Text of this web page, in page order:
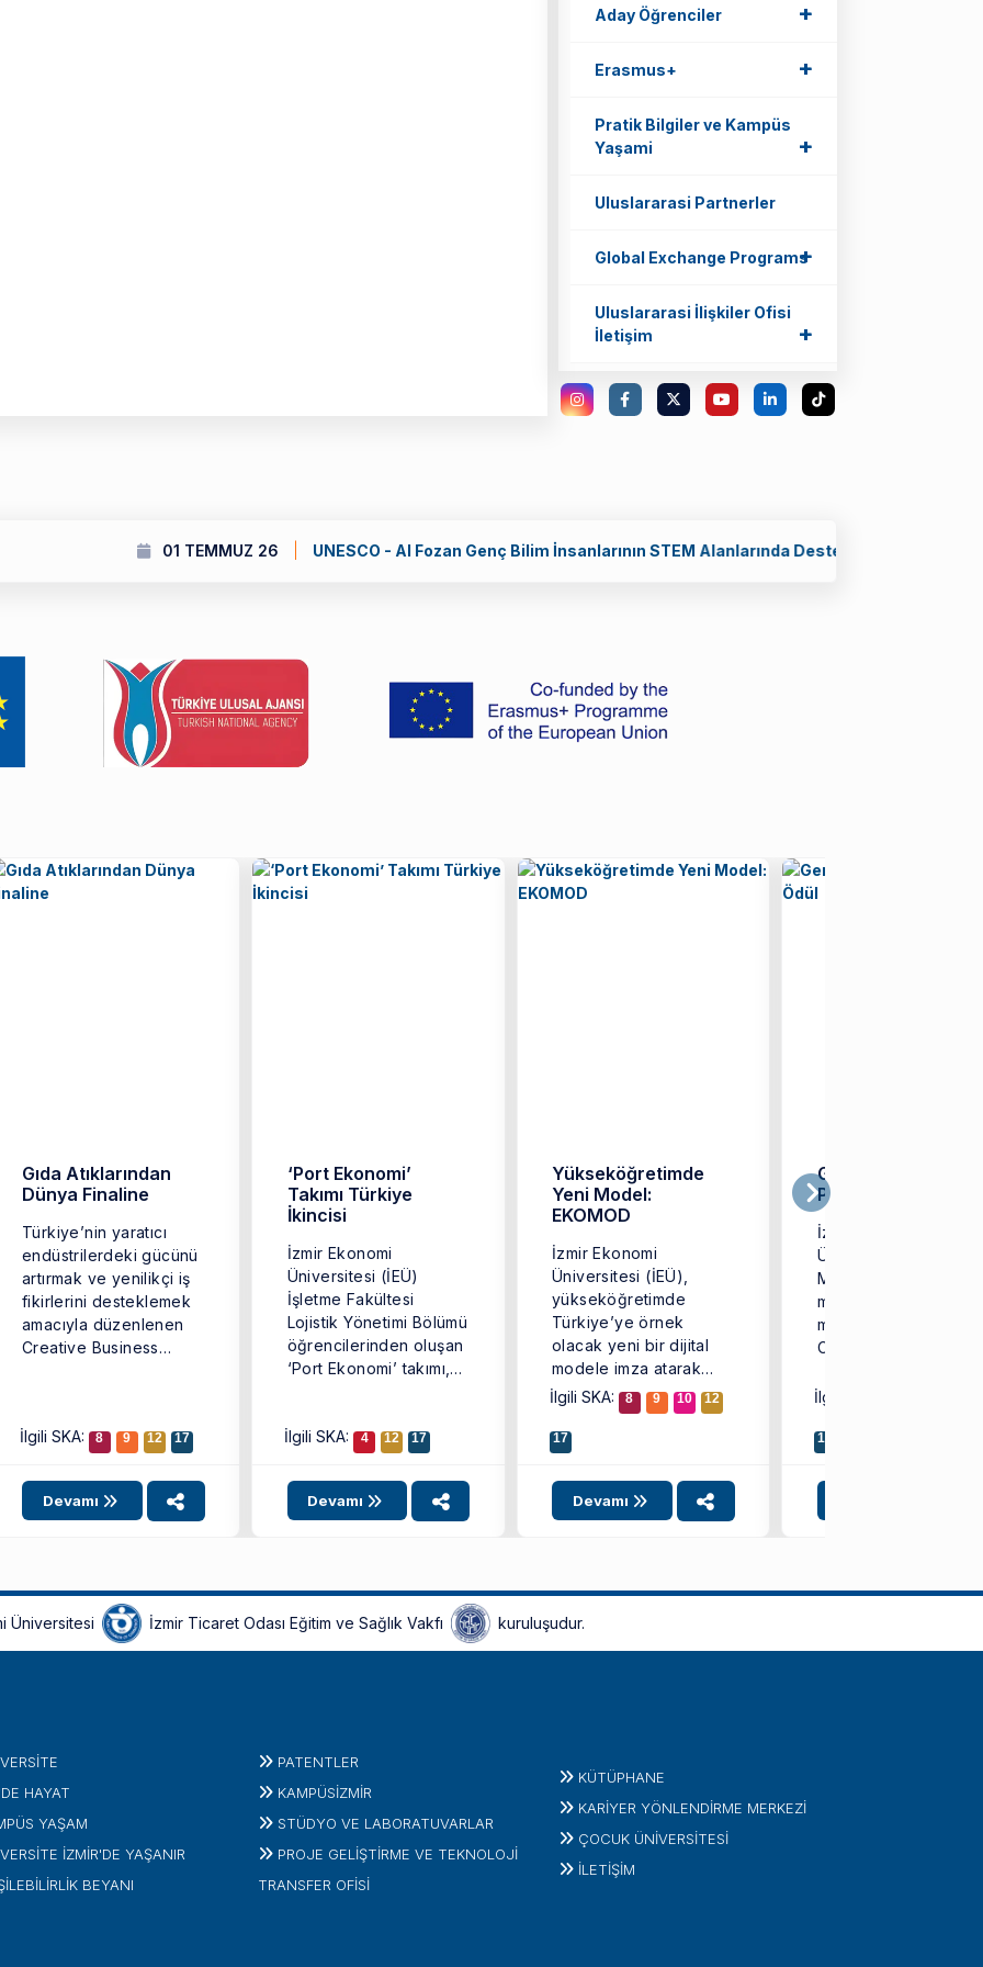
Aday Öğrenciler +
+
Erasmus+ +
+
Pratik Bilgiler ve Kampüs
Yaşami
+
+
Uluslararasi Partnerler
Global Exchange Programs
+
+
Uluslararasi İlişkiler Ofisi
İletişim
+
+
Genç Bilim İnsanlarının STEM Alanlarında Desteklenmesi Uluslararası Ödülü (2026) Başvuru Çağrısı
Gıda Atıklarından
Dünya Finaline
Türkiye’nin yaratıcı
endüstrilerdeki gücünü
artırmak ve yenilikçi iş
fikirlerini desteklemek
amacıyla düzenlenen
Creative Business
İlgili SKA: 8 9 12 17
Devamı
‘Port Ekonomi’
Takımı Türkiye
İkincisi
İzmir Ekonomi
Üniversitesi (İEÜ)
İşletme Fakültesi
Lojistik Yönetimi Bölümü
öğrencilerinden oluşan
‘Port Ekonomi’ takımı,
aldığı ...
İlgili SKA: 4 12 17
Devamı
Yükseköğretimde
Yeni Model:
EKOMOD
İzmir Ekonomi
Üniversitesi (İEÜ),
yükseköğretimde
Türkiye’ye örnek
olacak yeni bir dijital
modele imza atarak
‘EKOMOD’ adlı yazılımı
geliştirdi. İEÜ’lü
akademisyenlerin ...
İlgili SKA: 8 9 10 12
17
Devamı
Genç Mimarların
Projesine Ödül
İzmir Ekonomi
Üniversitesi (İEÜ)
Mimarlık Bölümü
mezunu Aylin Akay,
mimar arkadaşları Işıl
Ceren Tur ve Başak
geliştirdiği ...
İlgili SKA:
17
Üniversitesi İzmir Ticaret Odası Eğitim ve Sağlık Vakfı kuruluşudur.
HAYAT
YAŞAM
İZMİR'DE YAŞANIR
BEYANI
PATENTLER
KAMPÜSİZMIR
STÜDYO VE LABORATUVARLAR
PROJE GELIŞTIRME VE TEKNOLOJI
TRANSFER OFISI
KÜTÜPHANE
KARİYER YÖNLENDİRME MERKEZİ
ÇOCUK ÜNIVERSITESI
İLETIŞIM